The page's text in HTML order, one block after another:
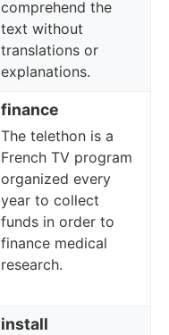
comprehend the
text without
translations or
explanations.
finance
The telethon is a
French TV program
organized every
year to collect
funds in order to
finance medical
research.
install